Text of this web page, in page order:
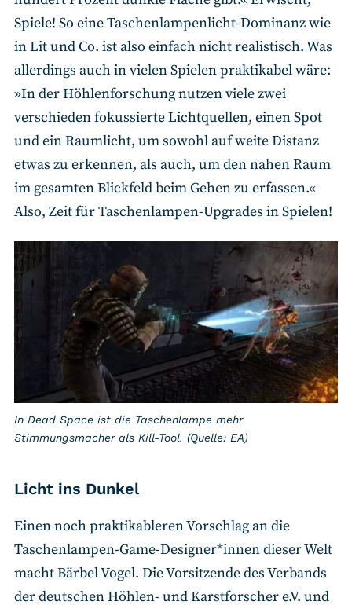
Spiele! So eine Taschenlampenlicht-Dominanz wie
in Lit und Co. ist also einfach nicht realistisch. Was
allerdings auch in vielen Spielen praktikabel wäre:
»In der Höhlenforschung nutzen viele zwei
verschieden fokussierte Lichtquellen, einen Spot
und ein Raumlicht, um sowohl auf weite Distanz
etwas zu erkennen, als auch, um den nahen Raum
im gesamten Blickfeld beim Gehen zu erfassen.«
Also, Zeit für Taschenlampen-Upgrades in Spielen!
In Dead Space ist die Taschenlampe mehr
Stimmungsmacher als Kill-Tool. (Quelle: EA)
Licht ins Dunkel
Einen noch praktikableren Vorschlag an die
Taschenlampen-Game-Designer*innen dieser Welt
macht Bärbel Vogel. Die Vorsitzende des Verbands
der deutschen Höhlen- und Karstforscher e.V. und